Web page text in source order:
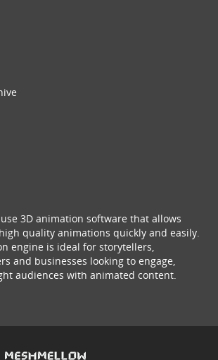
3D animation software that allows
quality animations quickly and easily.
engine is ideal for storytellers,
and businesses looking to engage,
audiences with animated content.